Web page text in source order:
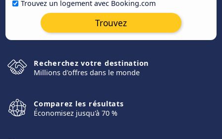
Trouvez un logement avec Booking.com
Trouvez
Recherchez votre destination
Millions d'offres dans le monde
Comparez les résultats
Économisez jusqu'à 70 %